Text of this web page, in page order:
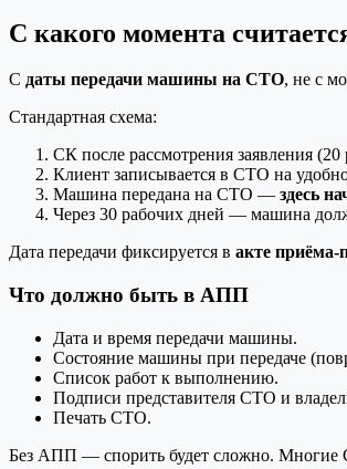
С какого момента
С даты передачи машины на СТО, не с
Стандартная схема:
СК после рассмотрения заявления
Клиент записывается в СТО на
Машина передана на СТО — здесь
Через 30 рабочих дней — машина
Дата передачи фиксируется в акте
Что должно быть в АПП
Дата и время передачи машины.
Состояние машины при передаче
Список работ к выполнению.
Подписи представителя СТО и
Печать СТО.
Без АПП — спорить будет сложно. Многие